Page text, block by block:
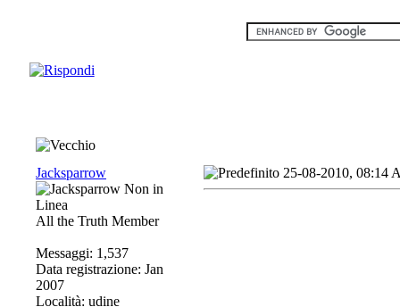
Jacksparrow
All the Truth Member
Messaggi: 1,537
Data registrazione: Jan
2007
Località: udine
25-08-2010, 08:14